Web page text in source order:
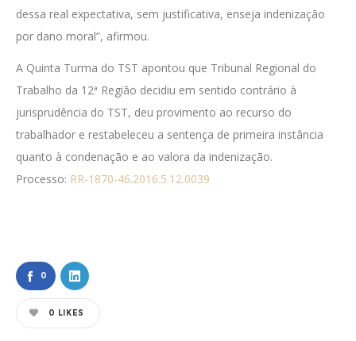
dessa real expectativa, sem justificativa, enseja indenização
por dano moral”, afirmou.
A Quinta Turma do TST apontou que Tribunal Regional do
Trabalho da 12ª Região decidiu em sentido contrário à
jurisprudência do TST, deu provimento ao recurso do
trabalhador e restabeleceu a sentença de primeira instância
quanto à condenação e ao valora da indenização.
Processo: RR-1870-46.2016.5.12.0039
0
0 LIKES